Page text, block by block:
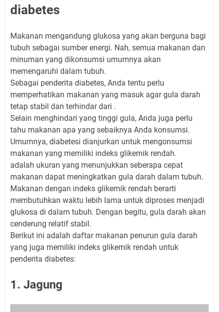
diabetes
Makanan mengandung glukosa yang akan berguna bagi
tubuh sebagai sumber energi. Nah, semua makanan dan
minuman yang dikonsumsi umumnya akan
memengaruhi dalam tubuh.
Sebagai penderita diabetes, Anda tentu perlu
memperhatikan makanan yang masuk agar gula darah
tetap stabil dan terhindar dari .
Selain menghindari yang tinggi gula, Anda juga perlu
tahu makanan apa yang sebaiknya Anda konsumsi.
Umumnya, diabetesi dianjurkan untuk mengonsumsi
makanan yang memiliki indeks glikemik rendah.
adalah ukuran yang menunjukkan seberapa cepat
makanan dapat meningkatkan gula darah dalam tubuh.
Makanan dengan indeks glikemik rendah berarti
membutuhkan waktu lebih lama untuk diproses menjadi
glukosa di dalam tubuh. Dengan begitu, gula darah akan
cenderung relatif stabil.
Berikut ini adalah daftar makanan penurun gula darah
yang juga memiliki indeks glikemik rendah untuk
penderita diabetes:
1. Jagung